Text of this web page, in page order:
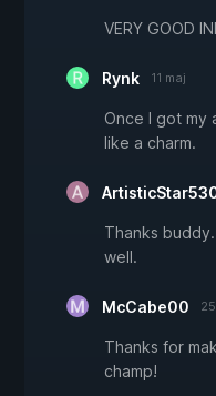
VERY GOOD
Rynk 11 maj
Once I got my
like a charm.
Thanks
well.
McCabe00
Thanks for
champ!